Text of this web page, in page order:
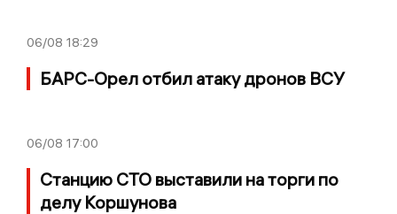
06/08 18:29
БАРС-Орел отбил атаку дронов ВСУ
06/08 17:00
Станцию СТО выставили на торги по
делу Коршунова